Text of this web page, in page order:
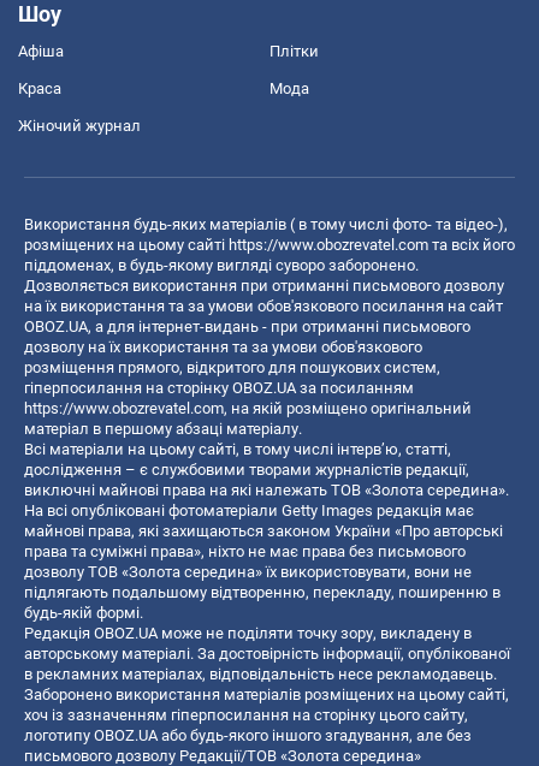
Шоу
Афіша Плітки
Краса Мода
Жіночий журнал
Використання будь-яких матеріалів ( в тому числі фото- та відео-),
розміщених на цьому сайті https://www.obozrevatel.com та всіх його
піддоменах, в будь-якому вигляді суворо заборонено.
Дозволяється використання при отриманні письмового дозволу
на їх використання та за умови обов'язкового посилання на сайт
OBOZ.UA, а для інтернет-видань - при отриманні письмового
дозволу на їх використання та за умови обов'язкового
розміщення прямого, відкритого для пошукових систем,
гіперпосилання на сторінку OBOZ.UA за посиланням
https://www.obozrevatel.com, на якій розміщено оригінальний
матеріал в першому абзаці матеріалу.
Всі матеріали на цьому сайті, в тому числі інтерв’ю, статті,
дослідження – є службовими творами журналістів редакції,
виключні майнові права на які належать ТОВ «Золота середина».
На всі опубліковані фотоматеріали Getty Images редакція має
майнові права, які захищаються законом України «Про авторські
права та суміжні права», ніхто не має права без письмового
дозволу ТОВ «Золота середина» їх використовувати, вони не
підлягають подальшому відтворенню, перекладу, поширенню в
будь-якій формі.
Редакція OBOZ.UA може не поділяти точку зору, викладену в
авторському матеріалі. За достовірність інформації, опублікованої
в рекламних матеріалах, відповідальність несе рекламодавець.
Заборонено використання матеріалів розміщених на цьому сайті,
хоч із зазначенням гіперпосилання на сторінку цього сайту,
логотипу OBOZ.UA або будь-якого іншого згадування, але без
письмового дозволу Редакції/ТОВ «Золота середина»